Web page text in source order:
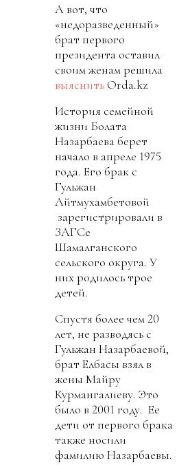
А вот, что
«недоразведенный»
брат первого
президента оставил
своим женам решила
выяснить Orda.kz
История семейной
жизни Болата
Назарбаева берет
начало в апреле 1975
года. Его брак с
Гульжан
Айтмухамбетовой
зарегистрировали в
ЗАГСе
Шамалганского
сельского округа. У
них родилось трое
детей.
Спустя более чем 20
лет, не разводясь с
Гульжан Назарбаевой,
брат Елбасы взял в
жены Майру
Курмангалиеву. Это
было в 2001 году. Ее
дети от первого брака
также носили
фамилию Назарбаевы.